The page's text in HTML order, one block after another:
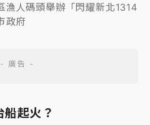
漁人碼頭舉辦「閃耀新北1314
政府
起火？